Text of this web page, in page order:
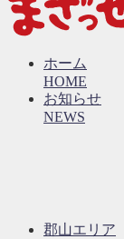
ホーム
HOME
お知らせ
NEWS
郡山エリア